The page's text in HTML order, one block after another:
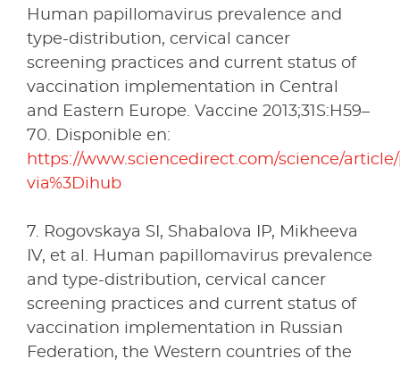
Human papillomavirus prevalence and
type-distribution, cervical cancer
screening practices and current status of
vaccination implementation in Central
and Eastern Europe. Vaccine 2013;31S:H59–
70. Disponible en:
https://www.sciencedirect.com/science/article/
via%3Dihub
7. Rogovskaya SI, Shabalova IP, Mikheeva
IV, et al. Human papillomavirus prevalence
and type-distribution, cervical cancer
screening practices and current status of
vaccination implementation in Russian
Federation, the Western countries of the